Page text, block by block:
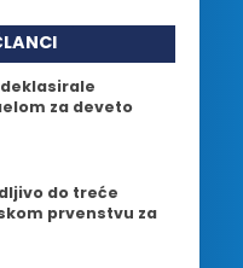
za deveto
do treće
prvenstvu za